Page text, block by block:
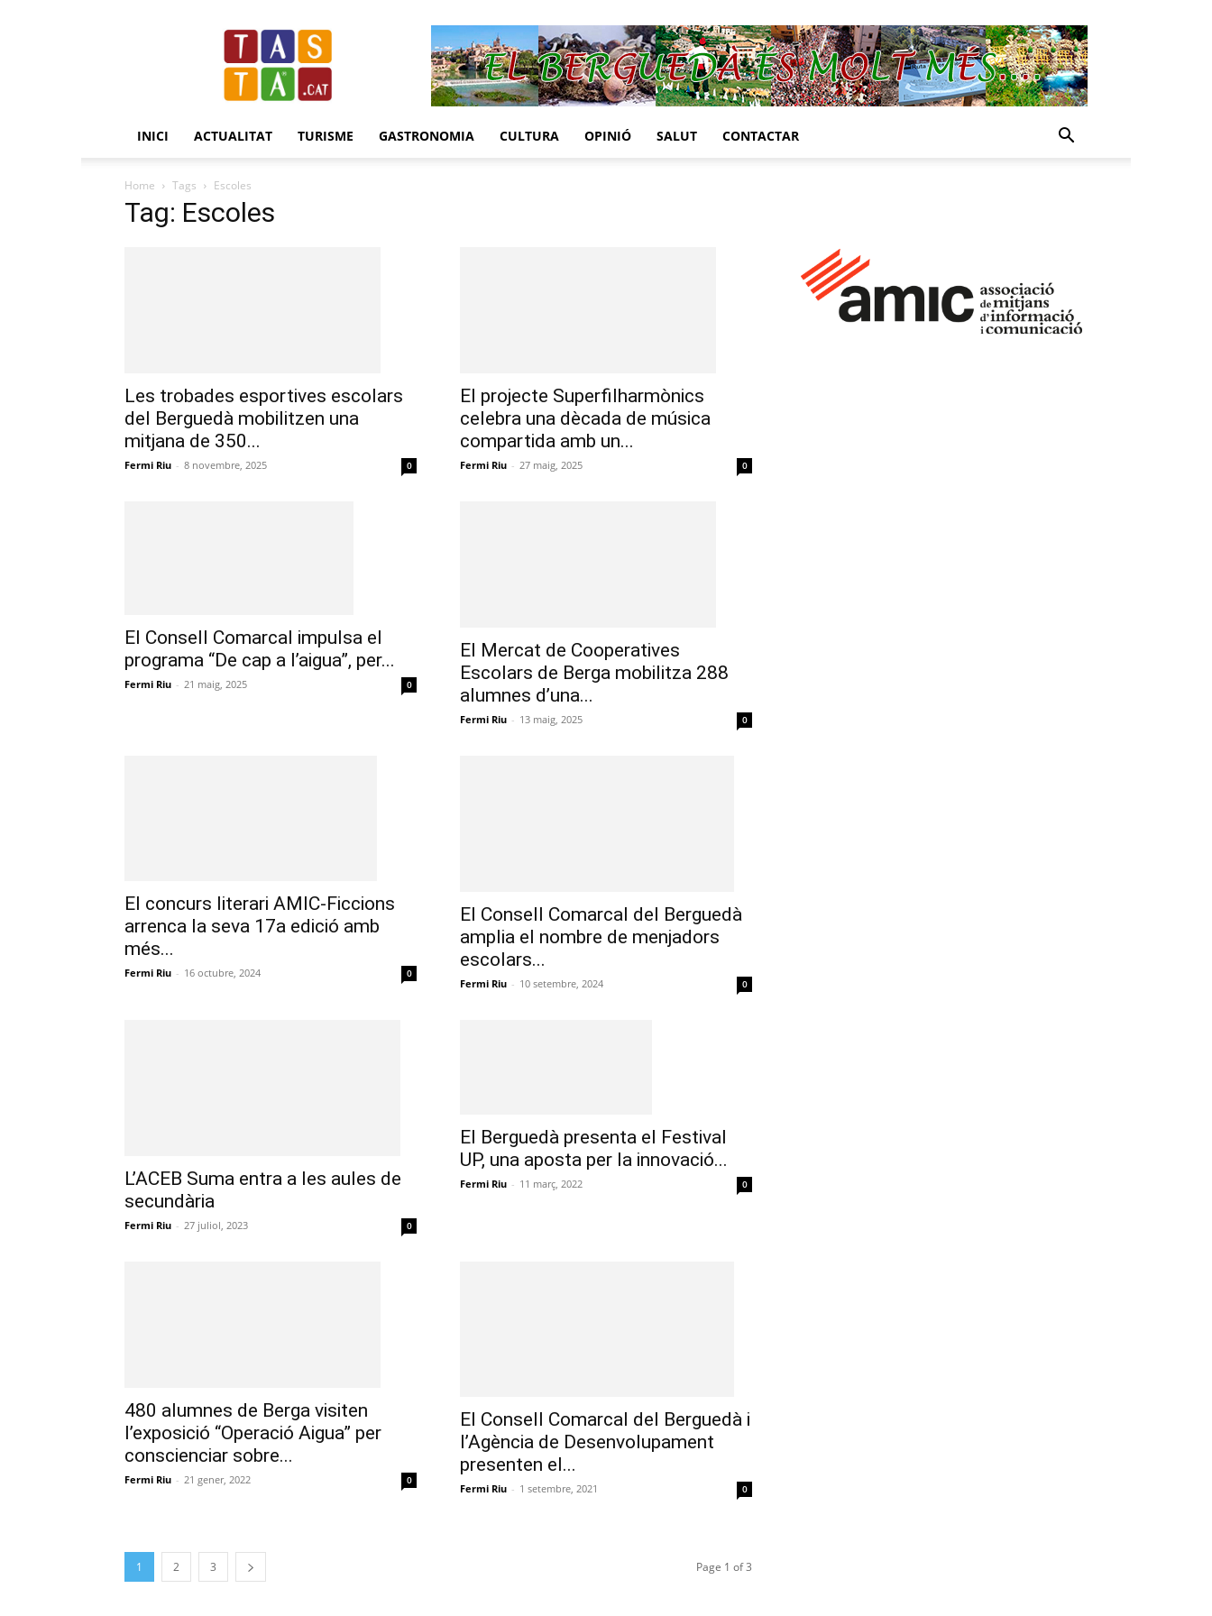
Revista
Tasta.cat
INICI ACTUALITAT TURISME GASTRONOMIA CULTURA OPINIÓ SALUT CONTACTAR
Home Tags Escoles
Tag: Escoles
Les trobades esportives escolars
del Berguedà mobilitzen una
mitjana de 350...
Fermi Riu - 8 novembre, 2025 0
El projecte Superfilharmònics
celebra una dècada de música
compartida amb un...
Fermi Riu - 27 maig, 2025 0
El Consell Comarcal impulsa el
programa “De cap a l’aigua”, per...
Fermi Riu - 21 maig, 2025 0
El Mercat de Cooperatives
Escolars de Berga mobilitza 288
alumnes d’una...
Fermi Riu - 13 maig, 2025 0
El concurs literari AMIC-Ficcions
arrenca la seva 17a edició amb
més...
Fermi Riu - 16 octubre, 2024 0
El Consell Comarcal del Berguedà
amplia el nombre de menjadors
escolars...
Fermi Riu - 10 setembre, 2024 0
L’ACEB Suma entra a les aules de
secundària
Fermi Riu - 27 juliol, 2023 0
El Berguedà presenta el Festival
UP, una aposta per la innovació...
Fermi Riu - 11 març, 2022 0
480 alumnes de Berga visiten
l’exposició “Operació Aigua” per
conscienciar sobre...
Fermi Riu - 21 gener, 2022 0
El Consell Comarcal del Berguedà i
l’Agència de Desenvolupament
presenten el...
Fermi Riu - 1 setembre, 2021 0
1 2 3 Page 1 of 3